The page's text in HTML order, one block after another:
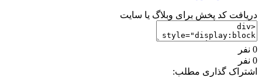
دریافت کد پخش برای وبلاگ یا سایت
0 نفر
0 نفر
اشتراک گذاری مطلب: